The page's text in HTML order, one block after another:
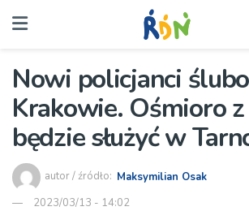
Nowi policjanci
Krakowie. Ośmioro
będzie służyć w
autor / źródło: Maksymilian Osak
2023/03/13 - 14:02